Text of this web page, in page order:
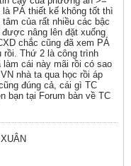
là PÁ thiết kế không tốt thì
của rất nhiều các bậc
nâng lên đặt xuống
chắc cũng đã xem PÁ
rồi. Thứ 2 là công trình
làm cái này mãi rồi có sao
nhà ta qua học rồi áp
đúng cả, cái gì TC
bạn tại Forum bàn về TC